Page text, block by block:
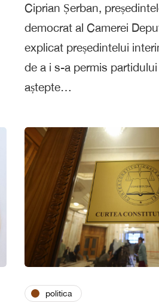
Ciprian Șerban,
democrat al Camerei
explicat președintelui
de a i s-a permis
aștepte…
politica